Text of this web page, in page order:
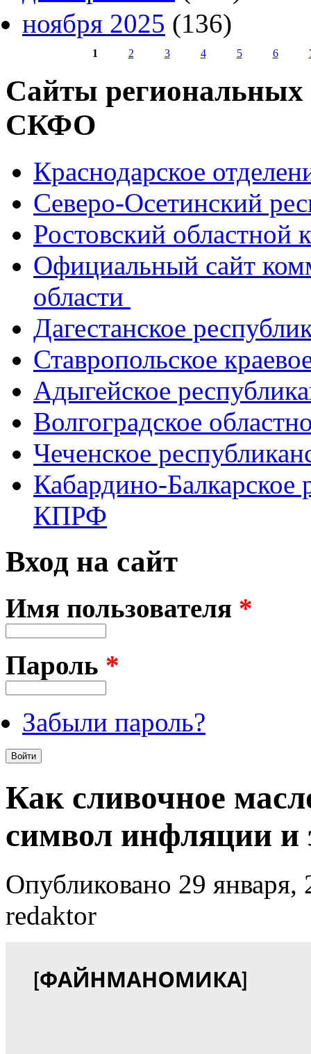
ноября 2025 (136)
1 2 3 4 5 6
Сайты
СКФО
Краснодарское
Северо-Осетинский
Ростовский
Официальный сайт
области
Дагестанское
Ставропольское
Адыгейское
Волгоградское
Чеченское
Кабардино-Балкарское
КПРФ
Вход на сайт
Имя пользователя *
Пароль *
Забыли пароль?
Как сливочное
символ инфляции и
Опубликовано 29 января,
redaktor